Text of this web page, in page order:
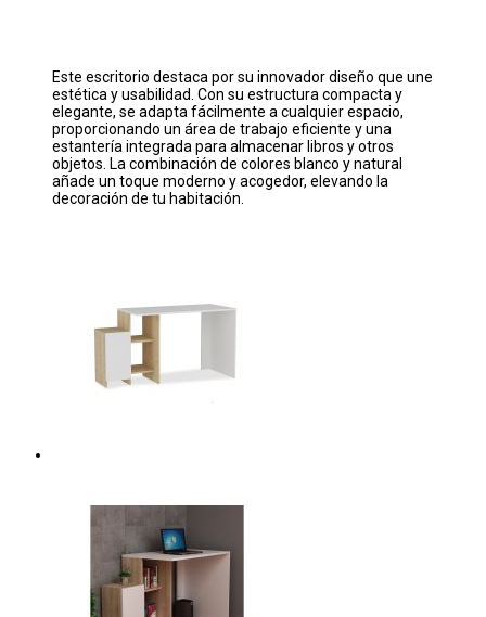
Este escritorio destaca por su innovador diseño que une
estética y usabilidad. Con su estructura compacta y
elegante, se adapta fácilmente a cualquier espacio,
proporcionando un área de trabajo eficiente y una
estantería integrada para almacenar libros y otros
objetos. La combinación de colores blanco y natural
añade un toque moderno y acogedor, elevando la
decoración de tu habitación.